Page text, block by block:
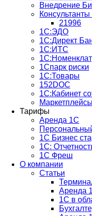
Внедрение
21996
1С:ЭДО
1С:Директ
1С:ИТС
1Спарк риски
1С:Товары
152DOC
1С:Кабинет
Тарифы
Аренда 1С
1С Бизнес
1С:
1C Фреш
О компании
Статьи
Аренда
1С в